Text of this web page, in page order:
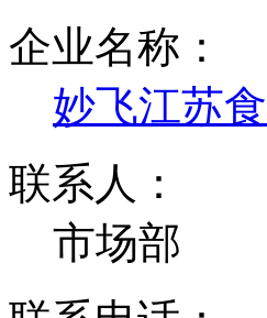
企业名称：
妙飞江苏
联系人：
市场部